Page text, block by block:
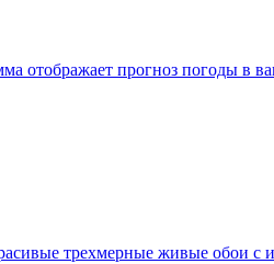
отображает прогноз погоды в
трехмерные живые обои с